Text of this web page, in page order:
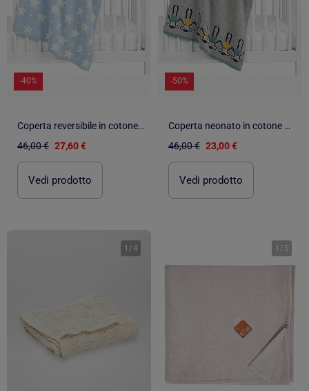
-40%
Coperta reversibile in cotone biologico gots, stelle | SEVIRA KIDS
46,00 € 27,60 €
Vedi prodotto
-50%
Coperta neonato in cotone biologico gots | SEVIRA KIDS
46,00 € 23,00 €
Vedi prodotto
1 /4 1 / 5